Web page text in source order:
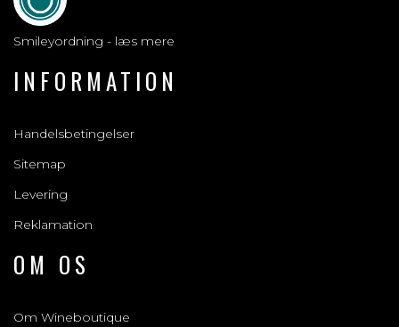
Smileyordning - læs mere
INFORMATION
Handelsbetingelser
Sitemap
Levering
Reklamation
OM OS
Om Wineboutique